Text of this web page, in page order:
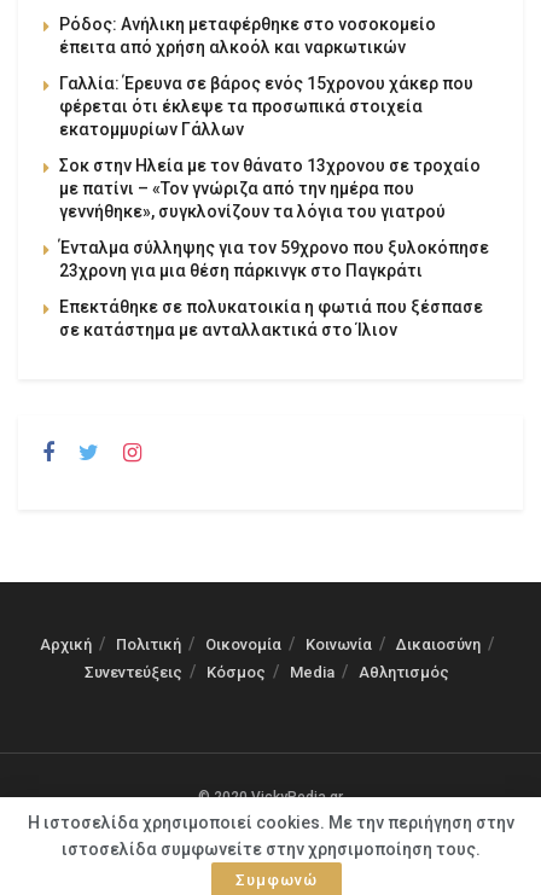
Ρόδος: Ανήλικη μεταφέρθηκε στο νοσοκομείο
έπειτα από χρήση αλκοόλ και ναρκωτικών
Γαλλία: Έρευνα σε βάρος ενός 15χρονου χάκερ που
φέρεται ότι έκλεψε τα προσωπικά στοιχεία
εκατομμυρίων Γάλλων
Σοκ στην Ηλεία με τον θάνατο 13χρονου σε τροχαίο
με πατίνι – «Τον γνώριζα από την ημέρα που
γεννήθηκε», συγκλονίζουν τα λόγια του γιατρού
Ένταλμα σύλληψης για τον 59χρονο που ξυλοκόπησε
23χρονη για μια θέση πάρκινγκ στο Παγκράτι
Επεκτάθηκε σε πολυκατοικία η φωτιά που ξέσπασε
σε κατάστημα με ανταλλακτικά στο Ίλιον
Αρχική Πολιτική Οικονομία Κοινωνία
Δικαιοσύνη
Συνεντεύξεις
Κόσμος Media Αθλητισμός
© 2020 VickyPedia.gr
Η ιστοσελίδα χρησιμοποιεί cookies. Με την περιήγηση στην
ιστοσελίδα συμφωνείτε στην χρησιμοποίηση τους.
Συμφωνώ